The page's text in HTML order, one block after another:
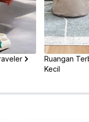
Ruangan
Kecil